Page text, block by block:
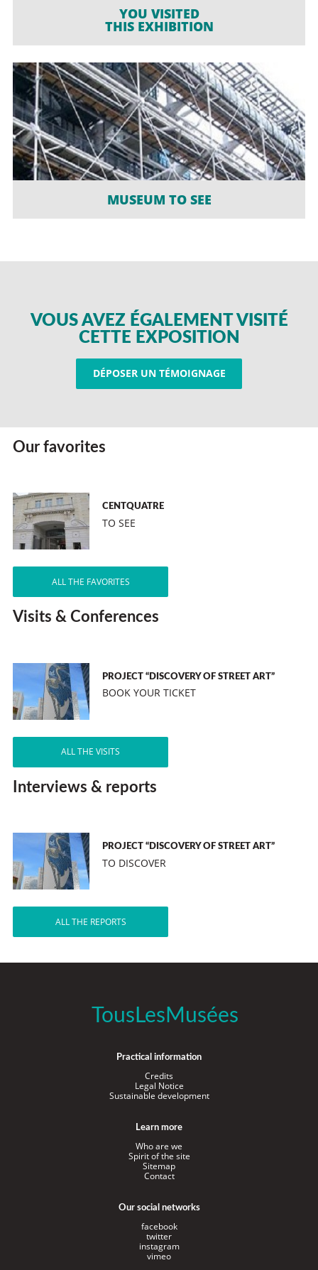
YOU VISITED
THIS EXHIBITION
MUSEUM TO SEE
VOUS AVEZ ÉGALEMENT VISITÉ
CETTE EXPOSITION
DÉPOSER UN TÉMOIGNAGE
Our favorites
CENTQUATRE
TO SEE
ALL THE FAVORITES
Visits & Conferences
PROJECT “DISCOVERY OF STREET ART”
BOOK YOUR TICKET
ALL THE VISITS
Interviews & reports
PROJECT “DISCOVERY OF STREET ART”
TO DISCOVER
ALL THE REPORTS
TousLesMusées
Practical information
Credits
Legal Notice
Sustainable development
Learn more
Who are we
Spirit of the site
Sitemap
Contact
Our social networks
facebook
twitter
instagram
vimeo